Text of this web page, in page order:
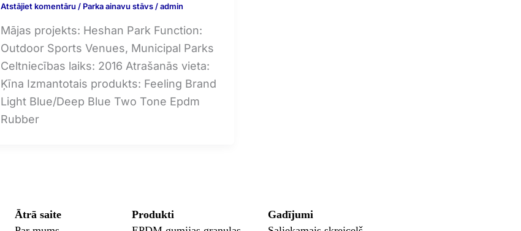
Atstājiet komentāru / Parka ainavu stāvs/admin
Mājas projekts: Heshan Park Function:
Outdoor Sports Venues, Municipal Parks
Celtniecības laiks: 2016 Atrašanās vieta:
Ķīna Izmantotais produkts: Feeling Brand
Light Blue/Deep Blue Two Tone Epdm
Rubber
Ātrā saite
Produkti
Gadījumi